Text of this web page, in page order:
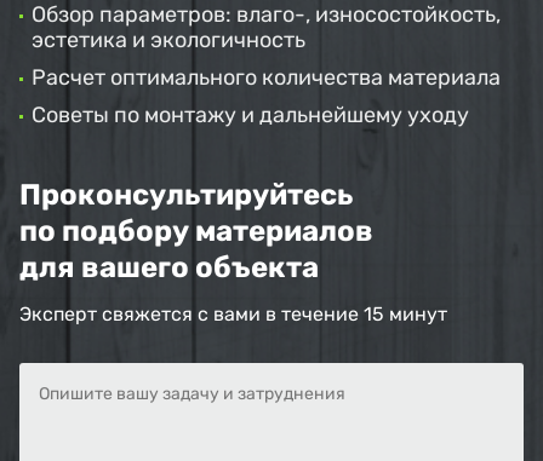
Обзор параметров: влаго-, износостойкость,
эстетика и экологичность
Расчет оптимального количества материала
Советы по монтажу и дальнейшему уходу
Проконсультируйтесь
по подбору материалов
для вашего объекта
Эксперт свяжется с вами в течение 15 минут